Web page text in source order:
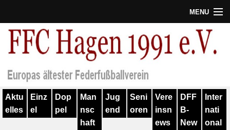
MENU
Termine
Verein
Geschichte
Aktu
elles
Einz
el
Dop
pel
Man
nsc
haft
Jug
end
Seni
oren
Vere
insn
ews
DFF
B-
New
Inter
nati
onal